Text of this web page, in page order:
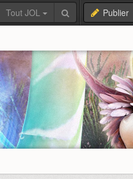
Tout JOL Publier